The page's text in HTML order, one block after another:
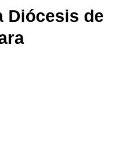
Diócesis de